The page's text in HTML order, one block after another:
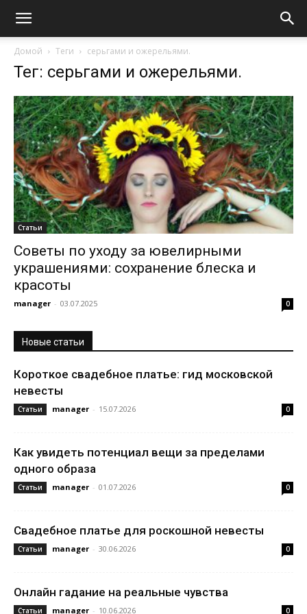
Домой Теги серьгами и ожерельями.
Тег: серьгами и ожерельями.
Статьи
Советы по уходу за ювелирными
украшениями: сохранение блеска и
красоты
manager - 03.07.2025 0
Новые статьи
Короткое свадебное платье: гид московской
невесты
Статьи manager - 15.07.2026 0
Как увидеть потенциал вещи за пределами
одного образа
Статьи manager - 01.07.2026 0
Свадебное платье для роскошной невесты
Статьи manager - 30.06.2026 0
Онлайн гадание на реальные чувства
Статьи manager - 10.06.2026 0